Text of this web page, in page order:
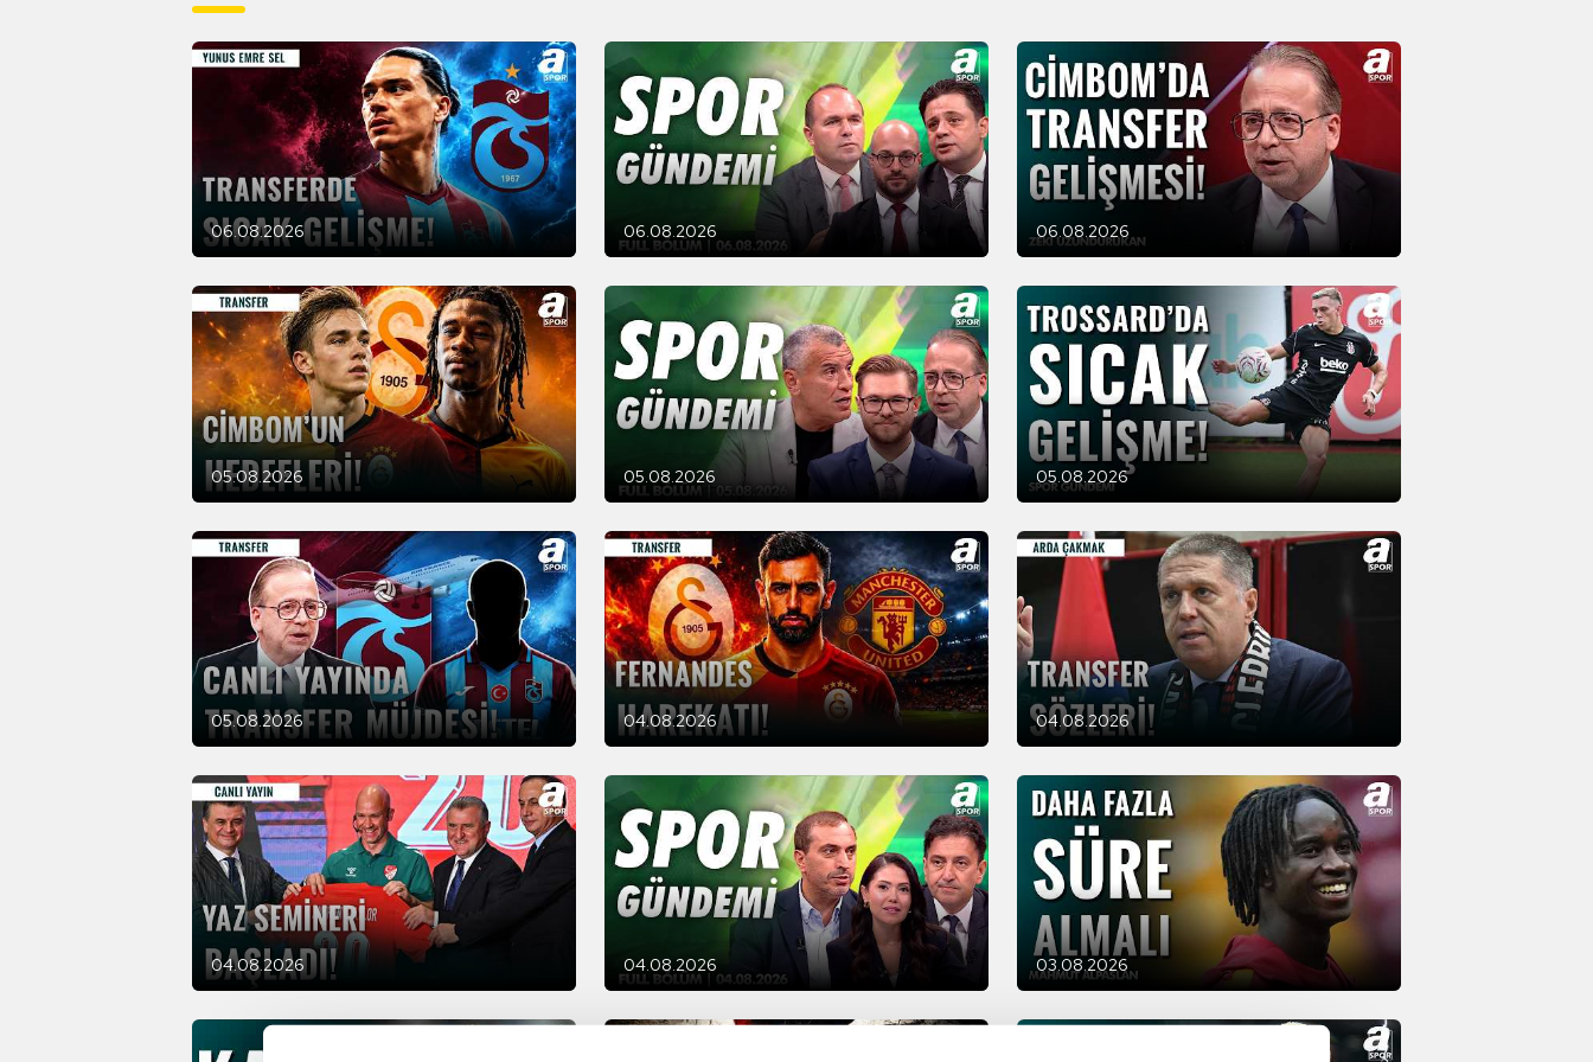
06.08.2026 06.08.2026 06.08.2026
05.08.2026 05.08.2026 05.08.2026
05.08.2026 04.08.2026 04.08.2026
04.08.2026 04.08.2026 03.08.2026